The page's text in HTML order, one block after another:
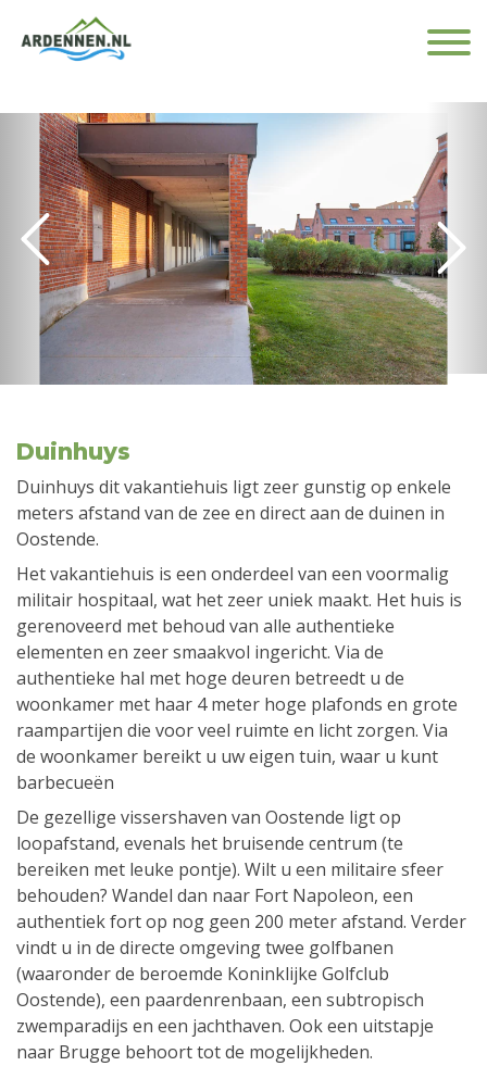
Duinhuys
Duinhuys dit vakantiehuis ligt zeer gunstig op enkele
meters afstand van de zee en direct aan de duinen in
Oostende.
Het vakantiehuis is een onderdeel van een voormalig
militair hospitaal, wat het zeer uniek maakt. Het huis is
gerenoveerd met behoud van alle authentieke
elementen en zeer smaakvol ingericht. Via de
authentieke hal met hoge deuren betreedt u de
woonkamer met haar 4 meter hoge plafonds en grote
raampartijen die voor veel ruimte en licht zorgen. Via
de woonkamer bereikt u uw eigen tuin, waar u kunt
barbecueën
De gezellige vissershaven van Oostende ligt op
loopafstand, evenals het bruisende centrum (te
bereiken met leuke pontje). Wilt u een militaire sfeer
behouden? Wandel dan naar Fort Napoleon, een
authentiek fort op nog geen 200 meter afstand. Verder
vindt u in de directe omgeving twee golfbanen
(waaronder de beroemde Koninklijke Golfclub
Oostende), een paardenrenbaan, een subtropisch
zwemparadijs en een jachthaven. Ook een uitstapje
naar Brugge behoort tot de mogelijkheden.